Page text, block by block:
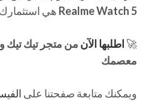
Realme Watch 5 هي استثمارك
🚀 اطلبها الآن من متجر تيك تيك
معصمك
ويمكنك متابعة صفحتنا على